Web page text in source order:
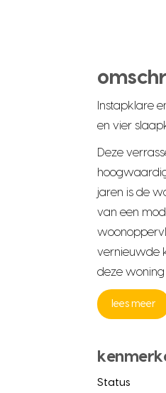
Instapklare
en vier
Deze
jaren is de
van een
vernieuwde
deze woning
lees meer
Status